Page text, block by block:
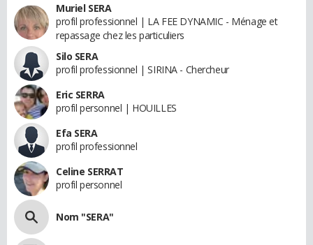
Muriel SERA
profil professionnel | LA FEE DYNAMIC - Ménage et
repassage chez les particuliers
Silo SERA
profil professionnel | SIRINA - Chercheur
Eric SERRA
profil personnel | HOUILLES
Efa SERA
profil professionnel
Celine SERRAT
profil personnel
Nom "SERA"